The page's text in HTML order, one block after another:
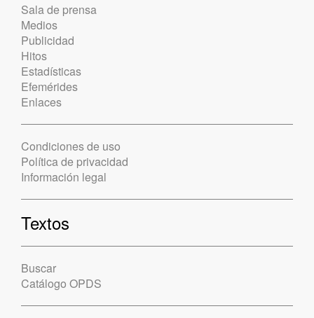
Sala de prensa
Medios
Publicidad
Hitos
Estadísticas
Efemérides
Enlaces
Condiciones de uso
Política de privacidad
Información legal
Textos
Buscar
Catálogo OPDS